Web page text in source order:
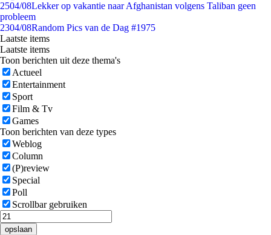
2504/08Lekker op vakantie naar Afghanistan volgens Taliban geen
probleem
2304/08Random Pics van de Dag #1975
Laatste items
Laatste items
Toon berichten uit deze thema's
Actueel
Entertainment
Sport
Film & Tv
Games
Toon berichten van deze types
Weblog
Column
(P)review
Special
Poll
Scrollbar gebruiken
opslaan